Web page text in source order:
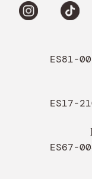
ES81-
ES17-
ES67-